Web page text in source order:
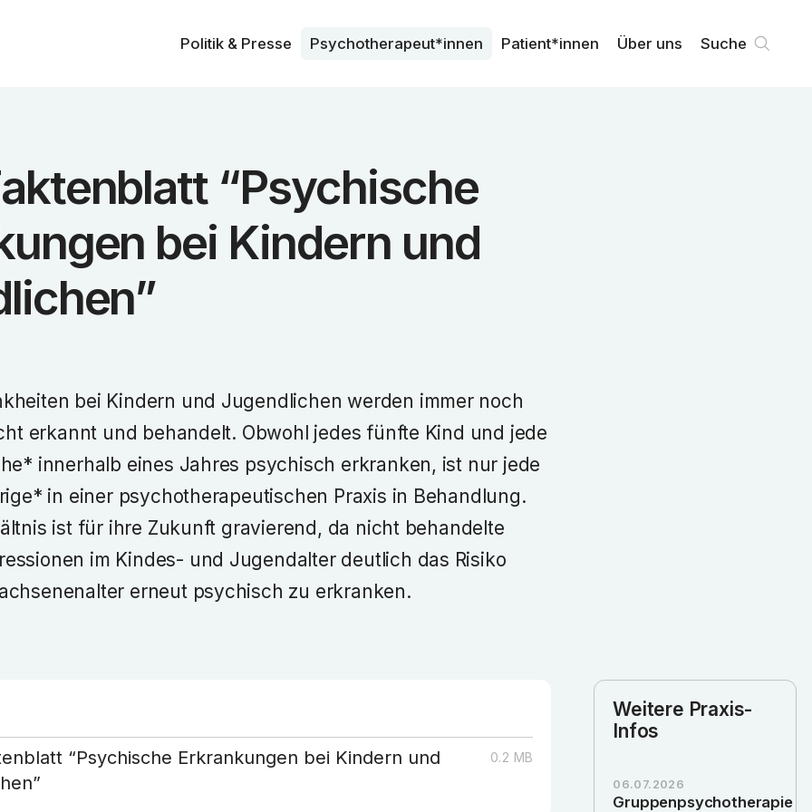
Politik & Presse
Psycho­therapeut*innen Patient*innen Über uns Suche
“Psychische
bei Kindern und
bei Kindern und Jugendlichen werden immer noch
erkannt und behandelt. Obwohl jedes fünfte Kind und jede
innerhalb eines Jahres psychisch erkranken, ist nur jede
in einer psychotherapeutischen Praxis in Behandlung.
ist für ihre Zukunft gravierend, da nicht behandelte
im Kindes- und Jugendalter deutlich das Risiko
erneut psychisch zu erkranken.
“Psychische Erkrankungen bei Kindern und
0.2 MB
Weitere Praxis-
Infos
06.07.2026
Gruppenpsychotherapie